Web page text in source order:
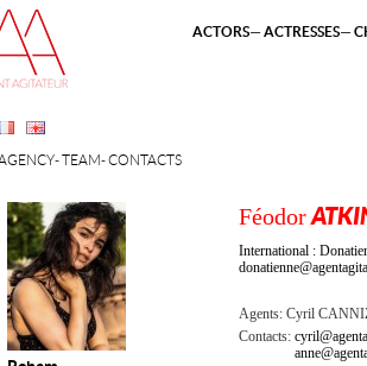
TEAM CONTACTS
ACTORS ACTRESSES
Féodor
International :
Agents: Cyril
Contacts: